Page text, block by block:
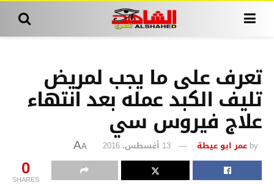
تعرف على ما يجب لمريض
تليف الكبد عمله بعد انتهاء
علاج فيروس سي
by عمر ابو عيطة 13 أغسطس، 2016 A
A
0
SHARES